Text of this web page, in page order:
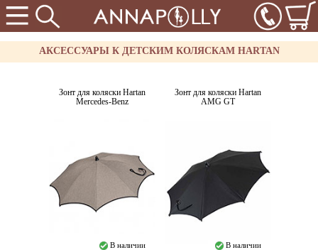
АКСЕССУАРЫ К ДЕТСКИМ КОЛЯСКАМ HARTAN
Зонт для коляски Hartan
Mercedes-Benz
В наличии
Зонт для коляски Hartan
AMG GT
В наличии